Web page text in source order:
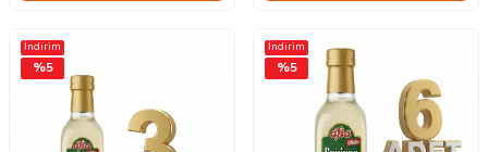
İndirim
%5
İndirim
%5